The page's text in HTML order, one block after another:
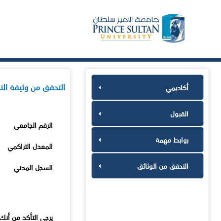
أكاديمي
القبول
روابط مهمة
التحقق من الوثائق
التحقق من وثيقة
الرقم الجامعي
المعدل التراكمي
السجل المدني
يرجى التأكد من